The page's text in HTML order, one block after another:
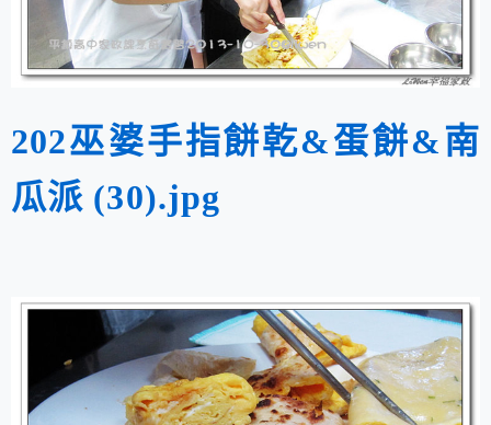
202巫婆手指餅乾&蛋餅&南
瓜派 (30).jpg